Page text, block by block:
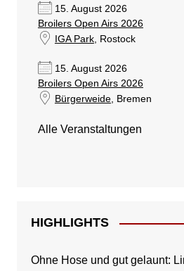
15. August 2026
Broilers Open Airs 2026
IGA Park, Rostock
15. August 2026
Broilers Open Airs 2026
Bürgerweide, Bremen
Alle Veranstaltungen
HIGHLIGHTS
Ohne Hose und gut gelaunt: